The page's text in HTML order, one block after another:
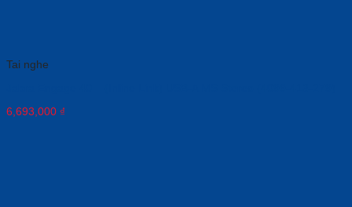
Tai nghe
6,693,000 ₫